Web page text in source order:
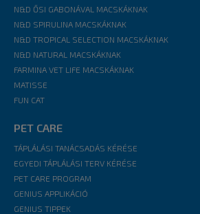
N&D ŐSI GABONÁVAL MACSKÁKNAK
N&D SPIRULINA MACSKÁKNAK
N&D TROPICAL SELECTION MACSKÁKNAK
N&D NATURAL MACSKÁKNAK
FARMINA VET LIFE MACSKÁKNAK
MATISSE
FUN CAT
PET CARE
TÁPLÁLÁSI TANÁCSADÁS KÉRÉSE
EGYEDI TÁPLÁLÁSI TERV KÉRÉSE
PET CARE PROGRAM
GENIUS APPLIKÁCIÓ
GENIUS TIPPEK